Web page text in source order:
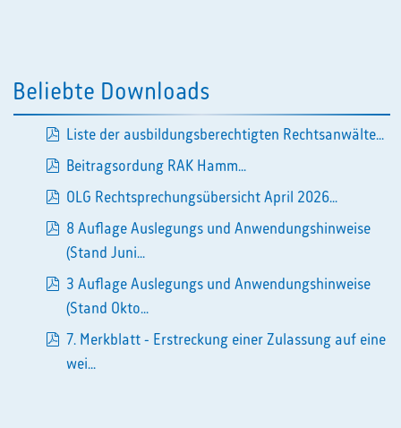
Beliebte Downloads
pdf
Liste der ausbildungsberechtigten Rechtsanwälte...
pdf
Beitragsordung RAK Hamm...
pdf
OLG Rechtsprechungsübersicht April 2026...
pdf
8 Auflage Auslegungs und Anwendungshinweise
(Stand Juni...
pdf
3 Auflage Auslegungs und Anwendungshinweise
(Stand Okto...
pdf
7. Merkblatt - Erstreckung einer Zulassung auf eine
wei...